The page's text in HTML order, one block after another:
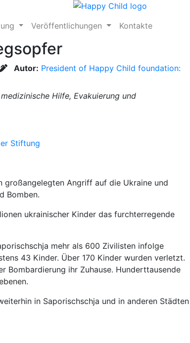
Veröffentlichungen Kontakte
Autor: President of Happy Child foundation:
Hilfe, Evakuierung und
Stiftung
großangelegten Angriff auf die Ukraine und
Bomben.
ukrainischer Kinder das furchterregende
mehr als 600 Zivilisten infolge
43 Kinder. Über 170 Kinder wurden verletzt.
Bombardierung ihr Zuhause. Hunderttausende
in Saporischschja und in anderen Städten